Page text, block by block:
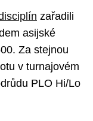
zařadili
asijské
Za stejnou
v turnajovém
PLO Hi/Lo